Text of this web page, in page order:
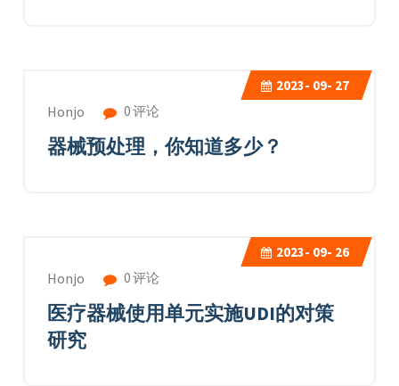
2023- 09- 27
Honjo 0 评论
器械预处理，你知道多少？
2023- 09- 26
Honjo 0 评论
医疗器械使用单元实施UDI的对策
研究